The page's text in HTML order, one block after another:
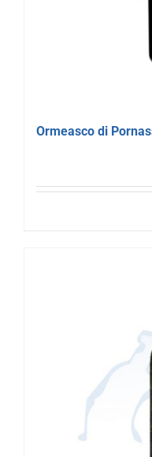
Ormeasco di